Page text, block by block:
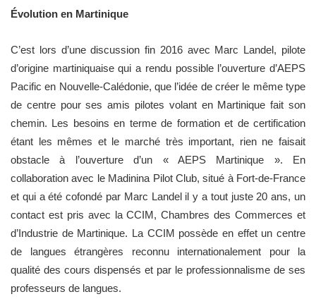
Évolution en Martinique
C’est lors d’une discussion fin 2016 avec Marc Landel, pilote
d’origine martiniquaise qui a rendu possible l’ouverture d’AEPS
Pacific en Nouvelle-Calédonie, que l’idée de créer le même type
de centre pour ses amis pilotes volant en Martinique fait son
chemin. Les besoins en terme de formation et de certification
étant les mêmes et le marché très important, rien ne faisait
obstacle à l’ouverture d’un « AEPS Martinique ». En
collaboration avec le Madinina Pilot Club, situé à Fort-de-France
et qui a été cofondé par Marc Landel il y a tout juste 20 ans, un
contact est pris avec la CCIM, Chambres des Commerces et
d’Industrie de Martinique. La CCIM possède en effet un centre
de langues étrangères reconnu internationalement pour la
qualité des cours dispensés et par le professionnalisme de ses
professeurs de langues.